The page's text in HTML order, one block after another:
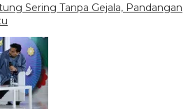
Sering Tanpa Gejala, Pandangan